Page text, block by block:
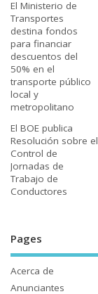
El Ministerio de
Transportes
destina fondos
para financiar
descuentos del
50% en el
transporte público
local y
metropolitano
El BOE publica
Resolución sobre el
Control de
Jornadas de
Trabajo de
Conductores
Pages
Acerca de
Anunciantes